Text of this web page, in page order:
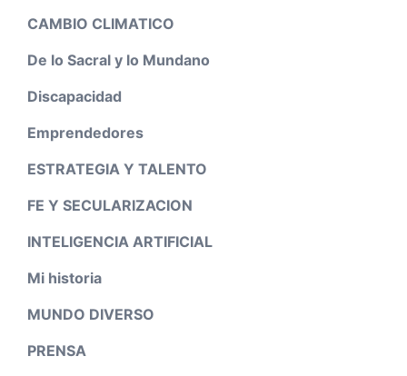
CAMBIO CLIMATICO
De lo Sacral y lo Mundano
Discapacidad
Emprendedores
ESTRATEGIA Y TALENTO
FE Y SECULARIZACION
INTELIGENCIA ARTIFICIAL
Mi historia
MUNDO DIVERSO
PRENSA